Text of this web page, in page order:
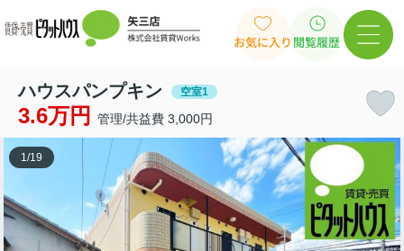
お気に入り 閲覧履歴
ハウスパンプキン 空室1
3.6万円 管理/共益費 3,000円
1/19